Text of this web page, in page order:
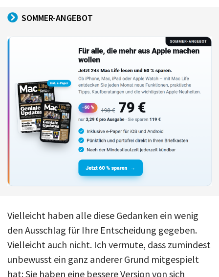
SOMMER-ANGEBOT
Vielleicht haben alle diese Gedanken ein wenig
den Ausschlag für Ihre Entscheidung gegeben.
Vielleicht auch nicht. Ich vermute, dass zumindest
unbewusst ein ganz anderer Grund mitgespielt
hat: Sie haben eine bessere Version von sich